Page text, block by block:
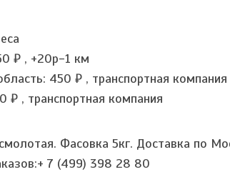
₽ , +20р-1 км
450 ₽ , транспортная компания
₽ , транспортная компания
Фасовка 5кг. Доставка по
7 (499) 398 28 80